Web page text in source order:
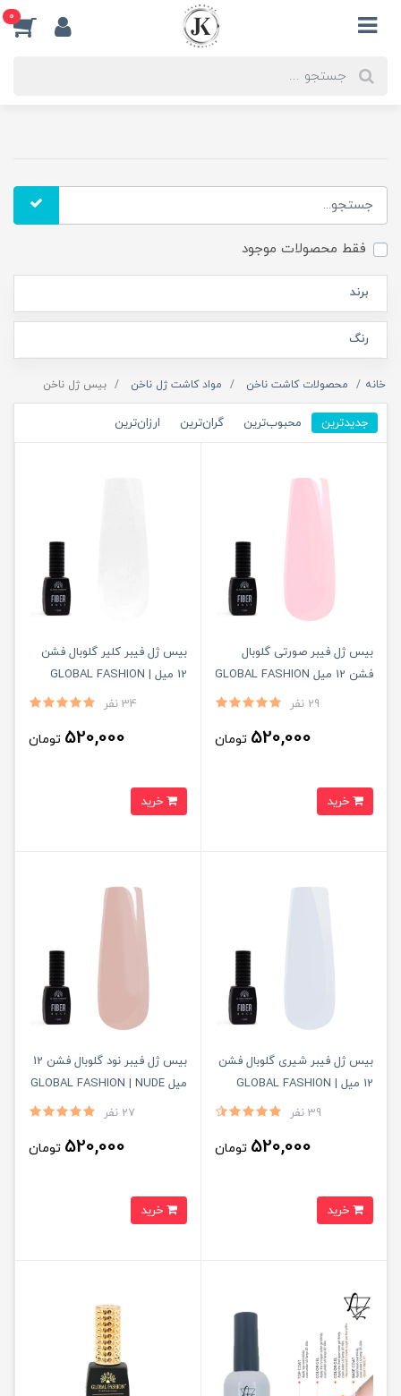
0
فقط محصولات موجود
برند
رنگ
خانه محصولات کاشت ناخن مواد کاشت ژل ناخن بیس ژل ناخن
جدیدترین محبوب‌ترین گران‌ترین ارزان‌ترین
بیس ژل فیبر صورتی گلوبال
فشن 12 میل GLOBAL FASHION
29 نفر
520,000 تومان
بیس ژل فیبر کلیر گلوبال فشن
12 میل GLOBAL FASHION |
34 نفر
520,000 تومان
بیس ژل فیبر شیری گلوبال فشن
12 میل GLOBAL FASHION |
39 نفر
520,000 تومان
بیس ژل فیبر نود گلوبال فشن 12
میل GLOBAL FASHION | NUDE
27 نفر
520,000 تومان